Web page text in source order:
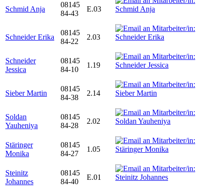
Schmid Anja
08145
84-43
E.03
Schneider Erika
08145
84-22
2.03
Schneider
Jessica
08145
84-10
1.19
Sieber Martin
08145
84-38
2.14
Soldan
Yauheniya
08145
84-28
2.02
Stäringer
Monika
08145
84-27
1.05
Steinitz
Johannes
08145
84-40
E.01